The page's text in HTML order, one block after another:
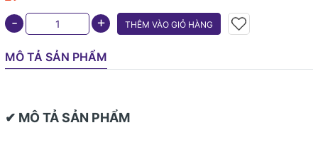
- + THÊM VÀO GIỎ HÀNG
MÔ TẢ SẢN PHẨM
✔ MÔ TẢ SẢN PHẨM